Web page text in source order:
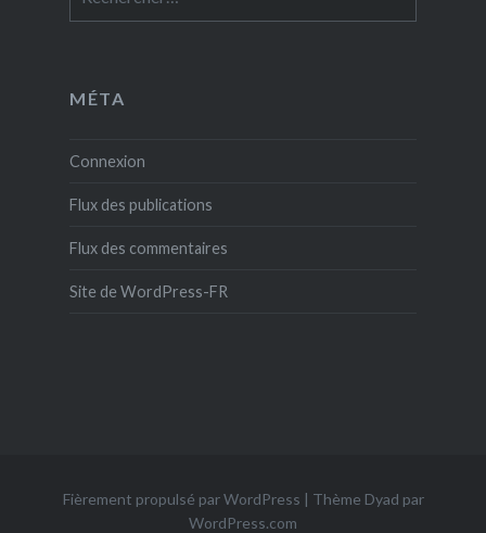
MÉTA
Connexion
Flux des publications
Flux des commentaires
Site de WordPress-FR
Fièrement propulsé par WordPress | Thème Dyad par
WordPress.com